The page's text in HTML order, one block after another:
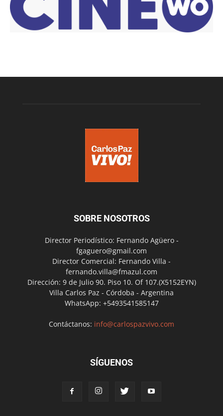
SOBRE NOSOTROS
Director Periodístico: Fernando Agüero -
fgaguero@gmail.com
Director Comercial: Fernando Villa -
fernando.villa@fmazul.com
Dirección: 9 de Julio 90. Piso 10. Of 107.(X5152EYN)
Villa Carlos Paz - Córdoba - Argentina
WhatsApp: +5493541585147
Contáctanos: info@carlospazvivo.com
SÍGUENOS